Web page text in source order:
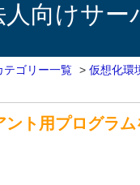
向けサー
テゴリー一覧 > 仮想化環
ト用プログラ